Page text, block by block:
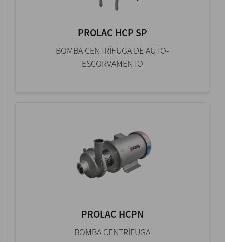
PROLAC HCP SP
BOMBA CENTRÍFUGA DE AUTO-
ESCORVAMENTO
PROLAC HCPN
BOMBA CENTRÍFUGA